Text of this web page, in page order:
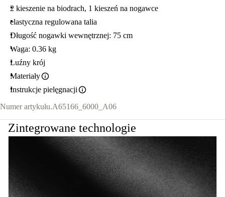
2 kieszenie na biodrach, 1 kieszeń na nogawce
elastyczna regulowana talia
Długość nogawki wewnętrznej: 75 cm
Waga: 0.36 kg
Luźny krój
Materiały
Instrukcje pielęgnacji
Numer artykułu.A65166_6000_A06
Zintegrowane technologie